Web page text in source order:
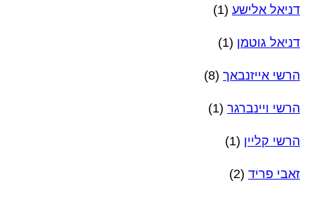
דניאל אלישע (1)
דניאל גוטמן (1)
הרשי אייזנבאך (8)
הרשי ויינברגר (1)
הרשי קליין (1)
זאבי פריד (2)